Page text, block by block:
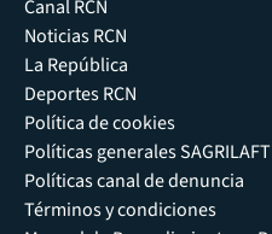
Canal RCN
Noticias RCN
La República
Deportes RCN
Política de cookies
Políticas generales
Políticas canal de denuncia
Términos y condiciones